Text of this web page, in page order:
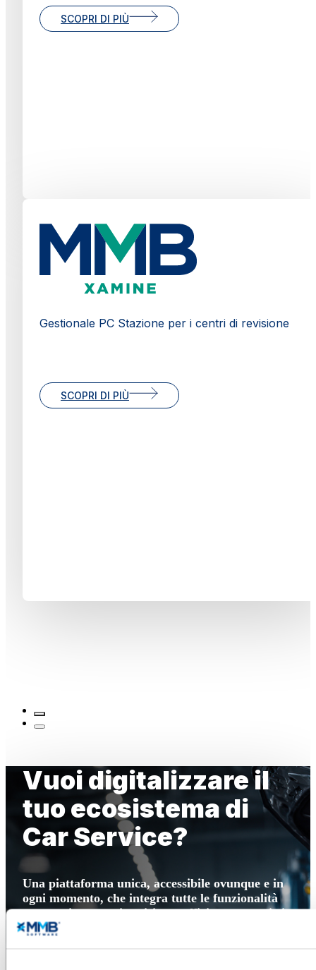
SCOPRI DI PIÙ
Gestionale PC Stazione per i centri di revisione
SCOPRI DI PIÙ
Vuoi digitalizzare il
tuo ecosistema di
Car Service?
Una piattaforma unica, accessibile ovunque e in
ogni momento, che integra tutte le funzionalità
necessarie a centri revisione, officine e gommisti.